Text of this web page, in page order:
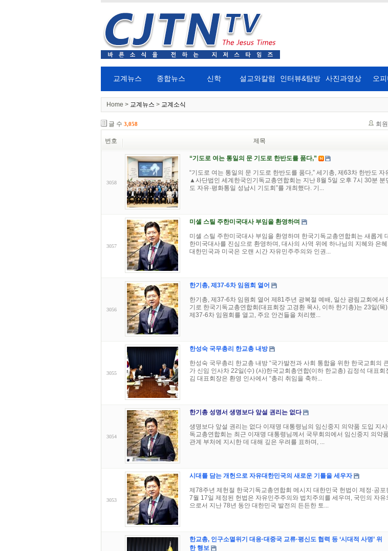
교계뉴스 종합뉴스 신학 설교와칼럼 인터뷰&탐방 사진과영상 오
Home > 교계뉴스 > 교계소식
글 수 3,058 회
번호 제목
3058
“기도로 여는 통일의 문 기도로 한반도를 품다,”
“기도로 여는 통일의 문 기도로 한반도를 품다,” 세기총, 제63차 한반도 자
▲사단법인 세계한국인기독교총연합회는 지난 8월 5일 오후 7시 30분 분
도 자유·평화통일 성남시 기도회”를 개최했다. 기...
3057
미셸 스틸 주한미국대사 부임을 환영하며
미셸 스틸 주한미국대사 부임을 환영하며 한국기독교총연합회는 새롭게
한미국대사를 진심으로 환영하며, 대사의 사역 위에 하나님의 지혜와 은
대한민국과 미국은 오랜 시간 자유민주주의와 인권...
3056
한기총, 제37-6차 임원회 열어
한기총, 제37-6차 임원회 열어 제81주년 광복절 예배, 일산 광림교회에서
기로 한국기독교총연합회(대표회장 고경환 목사, 이하 한기총)는 23일(목
제37-6차 임원회를 열고, 주요 안건들을 처리했...
3055
한성숙 국무총리 한교총 내방
한성숙 국무총리 한교총 내방 “국가발전과 사회 통합을 위한 한국교회의
가 신임 인사차 22일(수) (사)한국교회총연합(이하 한교총) 김정석 대표
김 대표회장은 환영 인사에서 “총리 취임을 축하...
3054
한기총 성명서 생명보다 앞설 권리는 없다
생명보다 앞설 권리는 없다 이재명 대통령님의 임신중지 의약품 도입 지
독교총연합회는 최근 이재명 대통령님께서 국무회의에서 임신중지 의약
관계 부처에 지시한 데 대해 깊은 우려를 표하며, ...
3053
시대를 담는 개헌으로 자유대한민국의 새로운 기틀을 세우자
제78주년 제헌절 한국기독교총연합회 메시지 대한민국 헌법이 제정·공
7월 17일 제정된 헌법은 자유민주주의와 법치주의를 세우며, 국민의 자유
으로서 지난 78년 동안 대한민국 발전의 든든한 토...
한교총, 인구소멸위기 대응·대중국 교류·평신도 협력 등 ‘시대적 사명’ 위
한 행보